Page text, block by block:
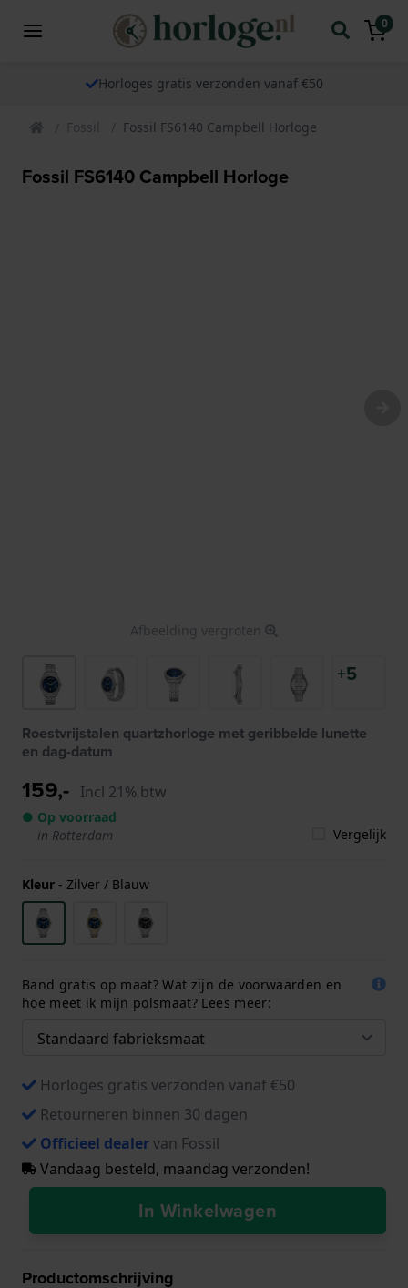
0
Horloges gratis verzonden vanaf €50
Fossil Fossil FS6140 Campbell Horloge
Fossil FS6140 Campbell Horloge
Afbeelding vergroten
+5
Roestvrijstalen quartzhorloge met geribbelde lunette
en dag-datum
159,- Incl 21% btw
● Op voorraad
in Rotterdam
Vergelijk
Kleur - Zilver / Blauw
Band gratis op maat? Wat zijn de voorwaarden en
hoe meet ik mijn polsmaat? Lees meer:
Horloges gratis verzonden vanaf €50
Retourneren binnen 30 dagen
Officieel dealervan Fossil
Vandaag besteld, maandag verzonden!
In Winkelwagen
Productomschrijving